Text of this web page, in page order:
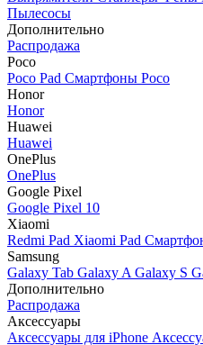
Пылесосы
Дополнительно
Распродажа
Poco
Poco Pad Смартфоны Poco
Honor
Honor
Huawei
Huawei
OnePlus
OnePlus
Google Pixel
Google Pixel 10
Xiaomi
Redmi Pad Xiaomi Pad
Samsung
Galaxy Tab Galaxy A Galaxy S
Дополнительно
Распродажа
Аксессуары
Аксессуары для iPhone